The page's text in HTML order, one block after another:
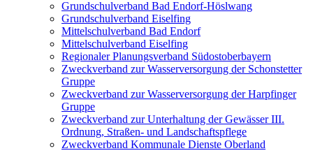
Grundschulverband Bad Endorf-Höslwang
Grundschulverband Eiselfing
Mittelschulverband Bad Endorf
Mittelschulverband Eiselfing
Regionaler Planungsverband Südostoberbayern
Zweckverband zur Wasserversorgung der Schonstetter
Gruppe
Zweckverband zur Wasserversorgung der Harpfinger
Gruppe
Zweckverband zur Unterhaltung der Gewässer III.
Ordnung, Straßen- und Landschaftspflege
Zweckverband Kommunale Dienste Oberland